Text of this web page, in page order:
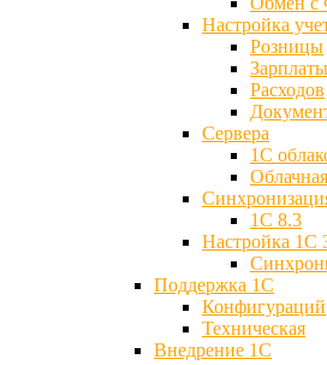
Настройка
Розницы
Зарплаты
Расходов
Сервера
1С
1С 8.3
Настройка 1С
Поддержка 1С
Конфигураций
Техническая
Внедрение 1С